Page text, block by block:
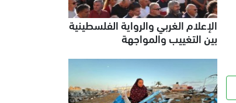
الإعلام الغربي والرواية الفلسطينية
بين التغييب والمواجهة